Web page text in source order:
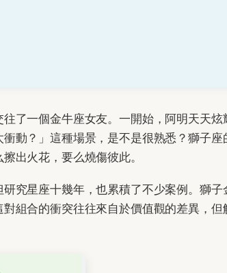
了一個金牛座女友。一開始，阿明天天炫
動？」這種場景，是不是很熟悉？獅子座
出火花，要么燒傷彼此。
究星座十幾年，也累積了不少案例。獅子
組合的衝突往往來自於價值觀的差異，但